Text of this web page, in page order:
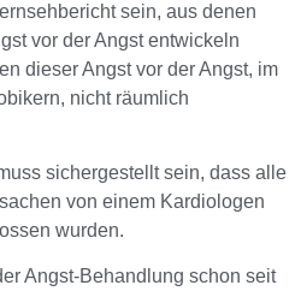
sein, aus denen
vor der Angst entwickeln
dieser Angst vor der Angst, im
nicht räumlich
sichergestellt sein, dass alle
von einem Kardiologen
wurden.
Angst-Behandlung schon seit